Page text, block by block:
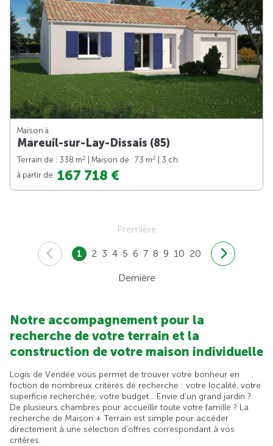
Maison à
Mareuil-sur-Lay-Dissais (85)
Terrain de : 338 m2 | Maison de : 73 m2
| 3 ch.
à partir de 167 718 €
Première
1 2 3 4 5 6 7 8 9 10 20
Dernière
Notre accompagnement pour la
recherche de votre terrain et la
construction de votre maison individuelle
Logis de Vendée vous permet de trouver votre bonheur en
foction de nombreux critères de recherche : votre localité, votre
superficie recherchée, votre budget... Envie d'un grand jardin ?
De plusieurs chambres pour accueillir toute votre famille ? La
recherche de Maison + Terrain est simple pour accéder
directement à une sélection d'offres correspondant à vos
critères.